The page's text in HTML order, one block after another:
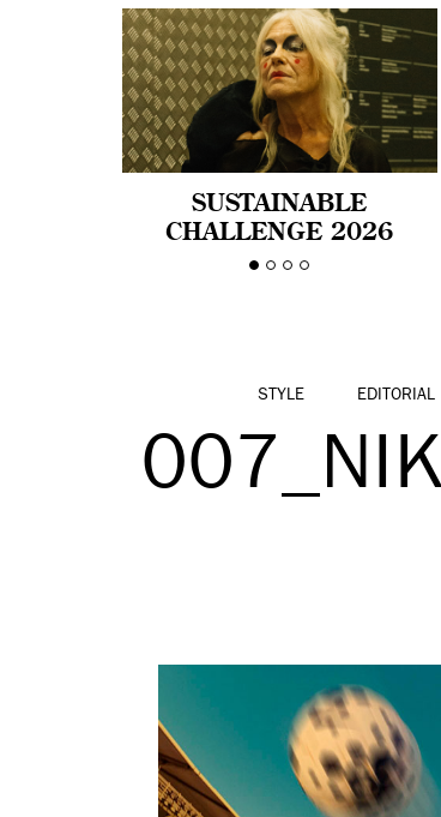
SUSTAINABLE
CHALLENGE 2026
CELEBRA LA
STYLE EDITORIAL